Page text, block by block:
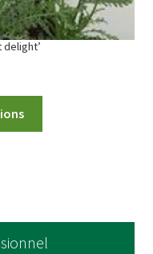
delight’
options
may